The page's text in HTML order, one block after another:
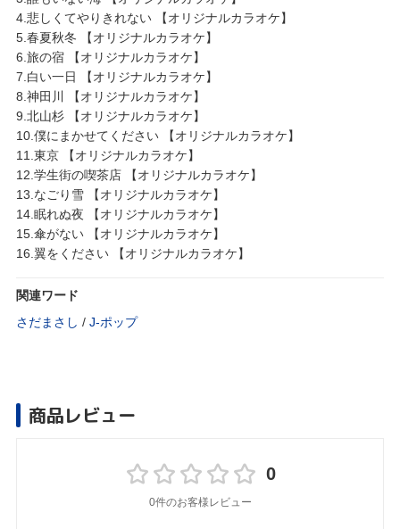
4.悲しくてやりきれない 【オリジナルカラオケ】
5.春夏秋冬 【オリジナルカラオケ】
6.旅の宿 【オリジナルカラオケ】
7.白い一日 【オリジナルカラオケ】
8.神田川 【オリジナルカラオケ】
9.北山杉 【オリジナルカラオケ】
10.僕にまかせてください 【オリジナルカラオケ】
11.東京 【オリジナルカラオケ】
12.学生街の喫茶店 【オリジナルカラオケ】
13.なごり雪 【オリジナルカラオケ】
14.眠れぬ夜 【オリジナルカラオケ】
15.傘がない 【オリジナルカラオケ】
16.翼をください 【オリジナルカラオケ】
関連ワード
さだまさし / J‐ポップ
商品レビュー
0
0件のお客様レビュー